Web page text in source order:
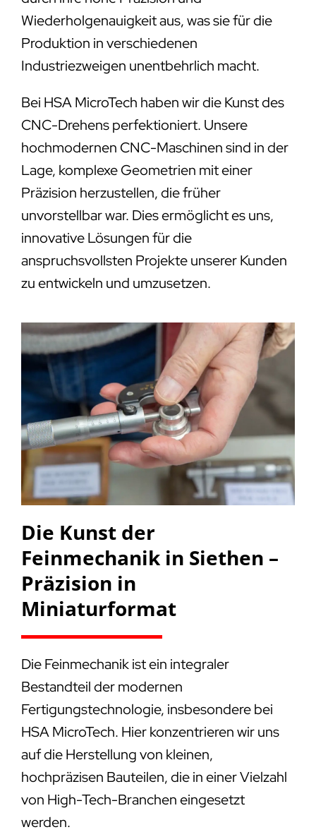
Wiederholgenauigkeit aus, was sie für die
Produktion in verschiedenen
Industriezweigen unentbehrlich macht.
Bei HSA MicroTech haben wir die Kunst des
CNC-Drehens perfektioniert. Unsere
hochmodernen CNC-Maschinen sind in der
Lage, komplexe Geometrien mit einer
Präzision herzustellen, die früher
unvorstellbar war. Dies ermöglicht es uns,
innovative Lösungen für die
anspruchsvollsten Projekte unserer Kunden
zu entwickeln und umzusetzen.
Die Kunst der
Feinmechanik in Siethen –
Präzision in
Miniaturformat
Die Feinmechanik ist ein integraler
Bestandteil der modernen
Fertigungstechnologie, insbesondere bei
HSA MicroTech. Hier konzentrieren wir uns
auf die Herstellung von kleinen,
hochpräzisen Bauteilen, die in einer Vielzahl
von High-Tech-Branchen eingesetzt
werden.